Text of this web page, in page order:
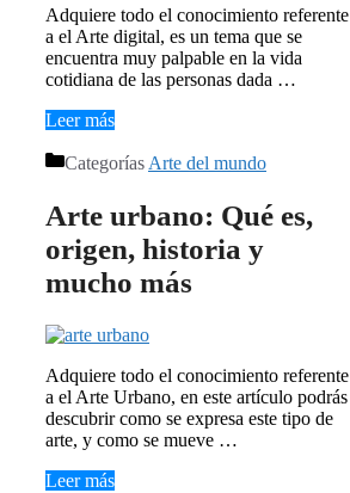
Adquiere todo el conocimiento referente
a el Arte digital, es un tema que se
encuentra muy palpable en la vida
cotidiana de las personas dada …
Leer más
Categorías Arte del mundo
Arte urbano: Qué es,
origen, historia y
mucho más
Adquiere todo el conocimiento referente
a el Arte Urbano, en este artículo podrás
descubrir como se expresa este tipo de
arte, y como se mueve …
Leer más